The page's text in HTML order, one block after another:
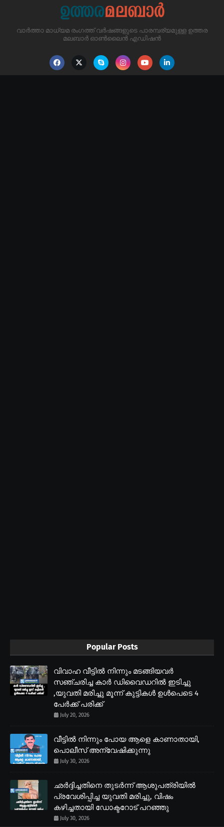
വാർത്താ മാധ്യമ രംഗത്ത് വർഷങ്ങളുടെ പാരമ്പര്യമുള്ള ഉത്തര
മലബാർ ഓൺലൈൻ എഡിഷൻ
Popular Posts
വിവാഹ വീട്ടിൽ നിന്നും മടങ്ങിയവർ
സഞ്ചരിച്ച കാർ ഡിവൈഡറിൽ ഇടിച്ചു
,യുവതി മരിച്ചു മൂന്ന് കുട്ടികൾ ഉൾപെടെ 4
പേർക്ക് പരിക്ക്
July 20, 2026
വീട്ടിൽ നിന്നും പോയ ആളെ കാണാതായി,
പൊലീസ് അന്വേഷിക്കുന്നു
July 30, 2026
ഛർദ്ദിച്ചതിനെ തുടർന്ന് ആശുപത്രിയിൽ
പ്രവേശിപ്പിച്ച യുവതി മരിച്ചു, വിഷം
കഴിച്ചതായി ഡോക്ടറോട് പറഞ്ഞു
July 30, 2026